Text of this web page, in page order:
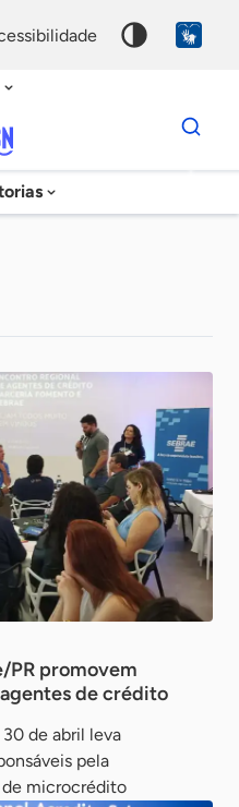
Dados
para
chave
PR promovem
de crédito
de abril leva
pela
microcrédito